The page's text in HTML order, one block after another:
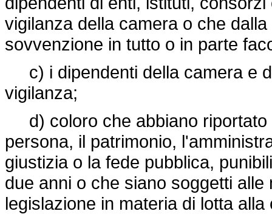
vigilanza della camera o che
sovvenzione in tutto o in parte
c) i dipendenti della camera e
vigilanza;
d) coloro che abbiano riportato
persona, il patrimonio,
giustizia o la fede pubblica,
due anni o che siano soggetti
legislazione in materia di lotta